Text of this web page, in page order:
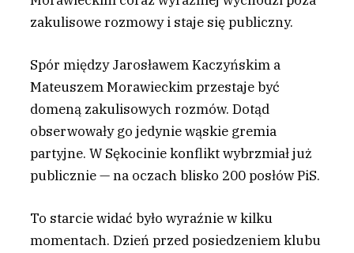
zakulisowe rozmowy i staje się publiczny.
Spór między Jarosławem Kaczyńskim a
Mateuszem Morawieckim przestaje być
domeną zakulisowych rozmów. Dotąd
obserwowały go jedynie wąskie gremia
partyjne. W Sękocinie konflikt wybrzmiał już
publicznie — na oczach blisko 200 posłów PiS.
To starcie widać było wyraźnie w kilku
momentach. Dzień przed posiedzeniem klubu